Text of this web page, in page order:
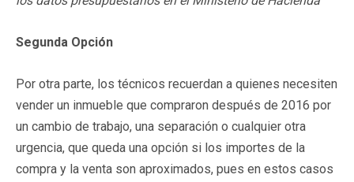
Segunda Opción
Por otra parte, los técnicos recuerdan a quienes necesiten
vender un inmueble que compraron después de 2016 por
un cambio de trabajo, una separación o cualquier otra
urgencia, que queda una opción si los importes de la
compra y la venta son aproximados, pues en estos casos